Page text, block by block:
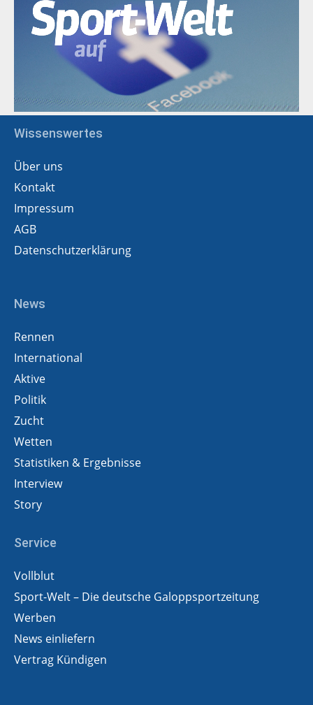
Wissenswertes
Über uns
Kontakt
Impressum
AGB
Datenschutzerklärung
News
Rennen
International
Aktive
Politik
Zucht
Wetten
Statistiken & Ergebnisse
Interview
Story
Service
Vollblut
Sport-Welt – Die deutsche Galoppsportzeitung
Werben
News einliefern
Vertrag Kündigen